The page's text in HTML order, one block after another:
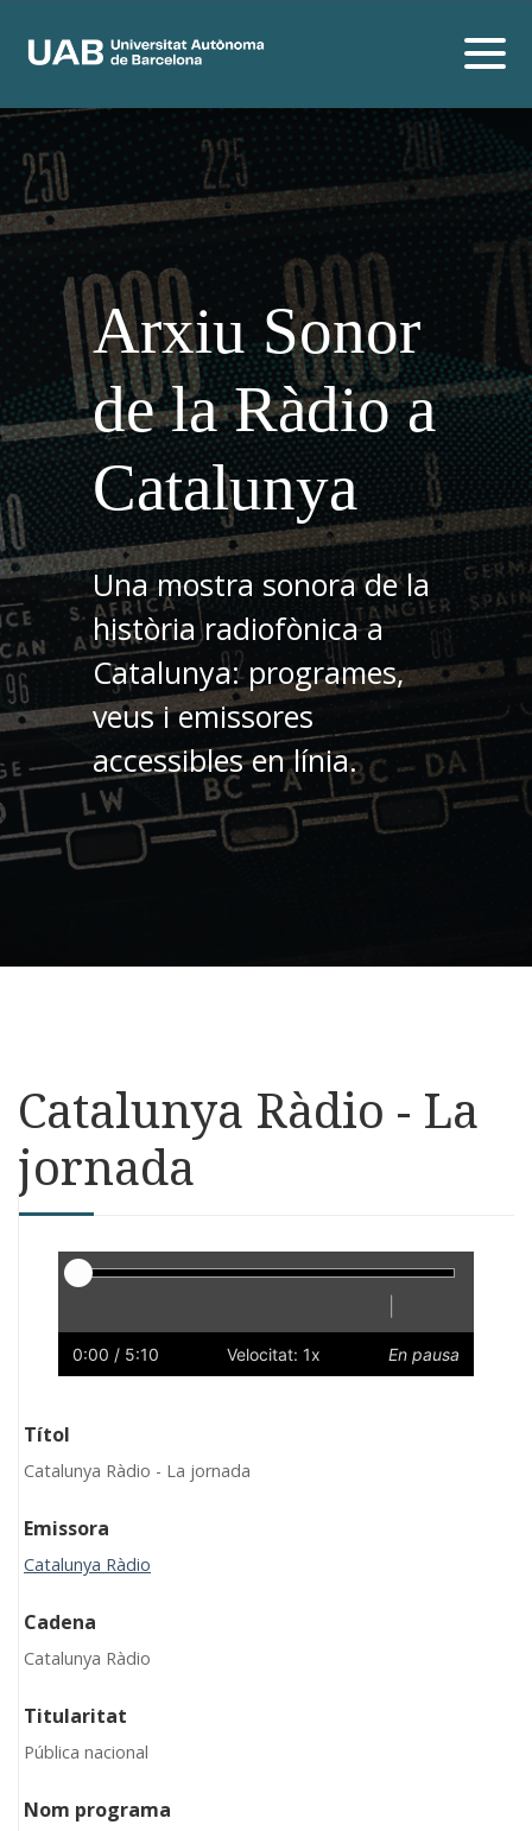
Arxiu Sonor
de la Ràdio a
Catalunya
Una mostra sonora de la
història radiofònica a
Catalunya: programes,
veus i emissores
accessibles en línia.
Catalunya Ràdio - La
jornada
Reproductor
Lent
0:00 / 5:10 Velocitat: 1x En pausa
Títol
Catalunya Ràdio - La jornada
Emissora
Catalunya Ràdio
Cadena
Catalunya Ràdio
Titularitat
Pública nacional
Nom programa